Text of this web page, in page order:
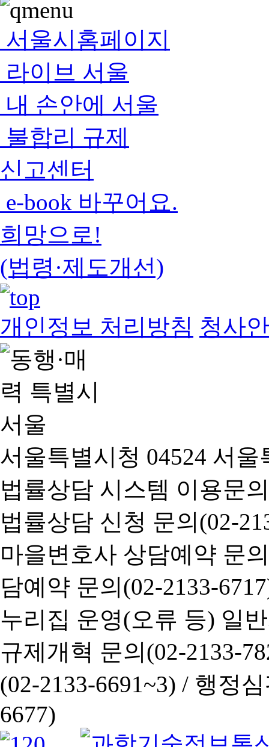
서울시홈페이지
라이브 서울
내 손안에 서울
불합리 규제
신고센터
e-book 바꾸어요.
희망으로!
(법령·제도개선)
개인정보 처리방침 청사
서울특별시청 04524 서
법률상담 시스템 이용문
법률상담 신청 문의(02-
마을변호사 상담예약 문
담예약 문의(02-2133-
누리집 운영(오류 등) 일
규제개혁 문의(02-2133-
(02-2133-6691~3) / 행정심
6677)